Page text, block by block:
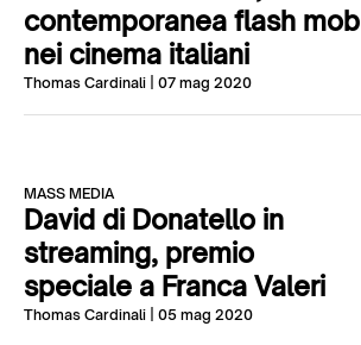
contemporanea flash mob
nei cinema italiani
Thomas Cardinali | 07 mag 2020
MASS MEDIA
David di Donatello in
streaming, premio
speciale a Franca Valeri
Thomas Cardinali | 05 mag 2020